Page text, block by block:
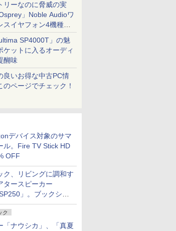
リーなのに脅威の実
」Noble Audioワ
スイヤフォン4機種を
聴く
SP4000T」の魅
ケットに入るオーディ
醐味
良いお得な中古PC情
のページでチェック！
デバイス対象のサマ
ル。Fire TV Stick HD
OFF
ク、リビングに調和す
タースピーカー
」。ブックシェ
ペア3万円以下
ク
「ナウシカ」、「真夏